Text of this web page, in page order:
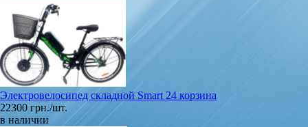
Электровелосипед складной Smart 24 корзина
22300 грн./шт.
в наличии